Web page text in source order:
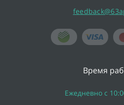
Время
Ежедневно с